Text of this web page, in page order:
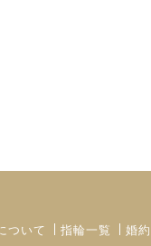
ついて 指輪一覧 婚